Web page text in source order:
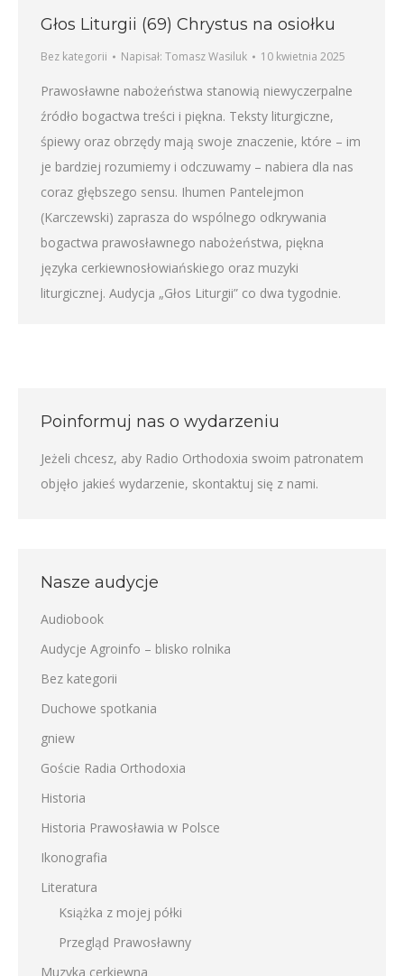
Głos Liturgii (69) Chrystus na osiołku
Bez kategorii Napisał: Tomasz Wasiluk 10 kwietnia 2025
Prawosławne nabożeństwa stanowią niewyczerpalne
źródło bogactwa treści i piękna. Teksty liturgiczne,
śpiewy oraz obrzędy mają swoje znaczenie, które – im
je bardziej rozumiemy i odczuwamy – nabiera dla nas
coraz głębszego sensu. Ihumen Pantelejmon
(Karczewski) zaprasza do wspólnego odkrywania
bogactwa prawosławnego nabożeństwa, piękna
języka cerkiewnosłowiańskiego oraz muzyki
liturgicznej. Audycja „Głos Liturgii” co dwa tygodnie.
Poinformuj nas o wydarzeniu
Jeżeli chcesz, aby Radio Orthodoxia swoim patronatem
objęło jakieś wydarzenie, skontaktuj się z nami.
Nasze audycje
Audiobook
Audycje Agroinfo – blisko rolnika
Bez kategorii
Duchowe spotkania
gniew
Goście Radia Orthodoxia
Historia
Historia Prawosławia w Polsce
Ikonografia
Literatura
Książka z mojej półki
Przegląd Prawosławny
Muzyka cerkiewna